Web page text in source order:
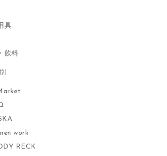
具
飲料
work
RECK